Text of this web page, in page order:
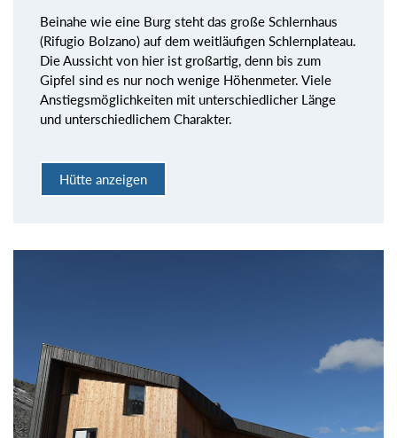
Beinahe wie eine Burg steht das große Schlernhaus
(Rifugio Bolzano) auf dem weitläufigen Schlernplateau.
Die Aussicht von hier ist großartig, denn bis zum
Gipfel sind es nur noch wenige Höhenmeter. Viele
Anstiegsmöglichkeiten mit unterschiedlicher Länge
und unterschiedlichem Charakter.
Hütte anzeigen